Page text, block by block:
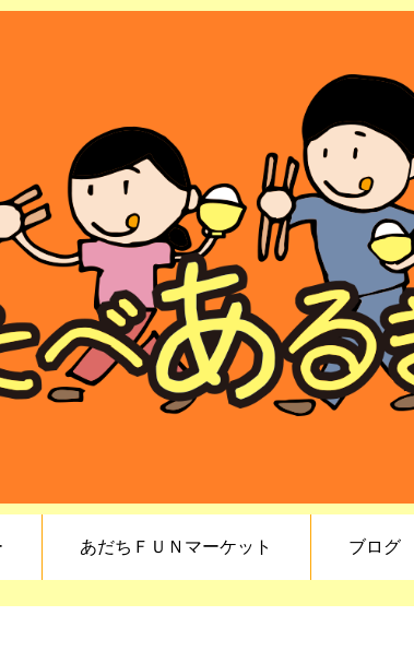
あだちＦＵＮマーケット ブログ